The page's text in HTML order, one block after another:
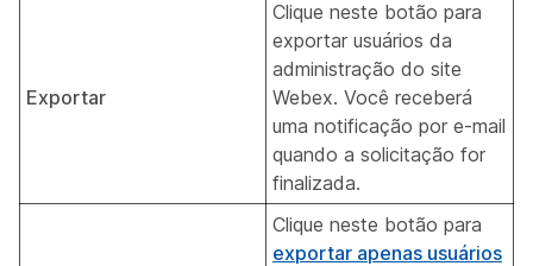
Exportar
Clique neste botão para
exportar usuários da
administração do site
Webex. Você receberá
uma notificação por e-mail
quando a solicitação for
finalizada.
Clique neste botão para
exportar apenas usuários